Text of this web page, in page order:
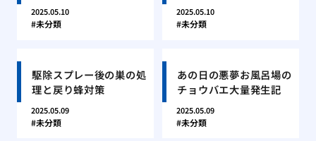
2025.05.10
未分類
2025.05.10
未分類
駆除スプレー後の巣の処
理と戻り蜂対策
2025.05.09
未分類
あの日の悪夢お風呂場の
チョウバエ大量発生記
2025.05.09
未分類